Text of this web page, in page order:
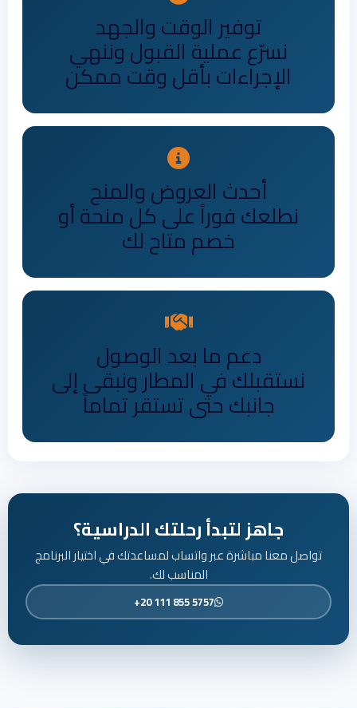
توفير الوقت والجهد
نسرّع عملية القبول وننهي
الإجراءات بأقل وقت ممكن
أحدث العروض والمنح
نطلعك فوراً على كل منحة أو
خصم متاح لك
دعم ما بعد الوصول
نستقبلك في المطار ونبقى إلى
جانبك حتى تستقر تماماً
جاهز لتبدأ رحلتك الدراسية؟
تواصل معنا مباشرة عبر واتساب لمساعدتك في اختيار البرنامج
المناسب لك.
+20 111 855 5757